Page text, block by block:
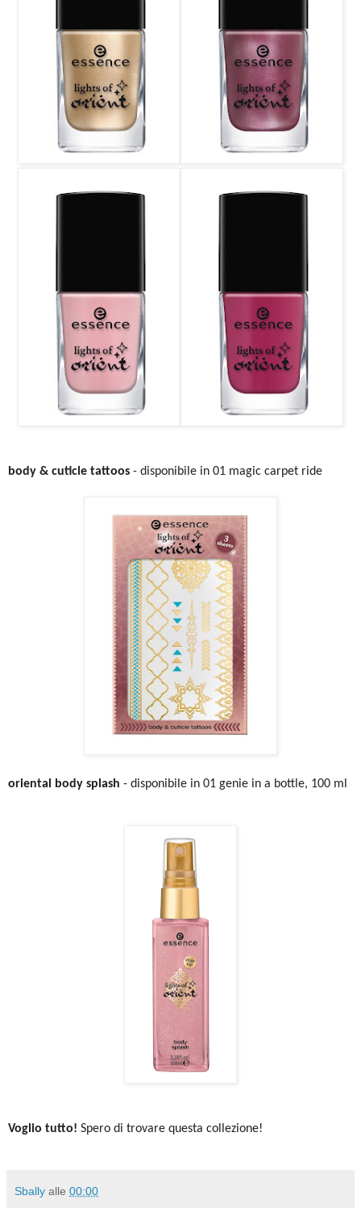
body & cuticle tattoos - disponibile in 01 magic carpet ride
oriental body splash - disponibile in 01 genie in a bottle, 100 ml
Voglio tutto! Spero di trovare questa collezione!
Sbally alle 00:00